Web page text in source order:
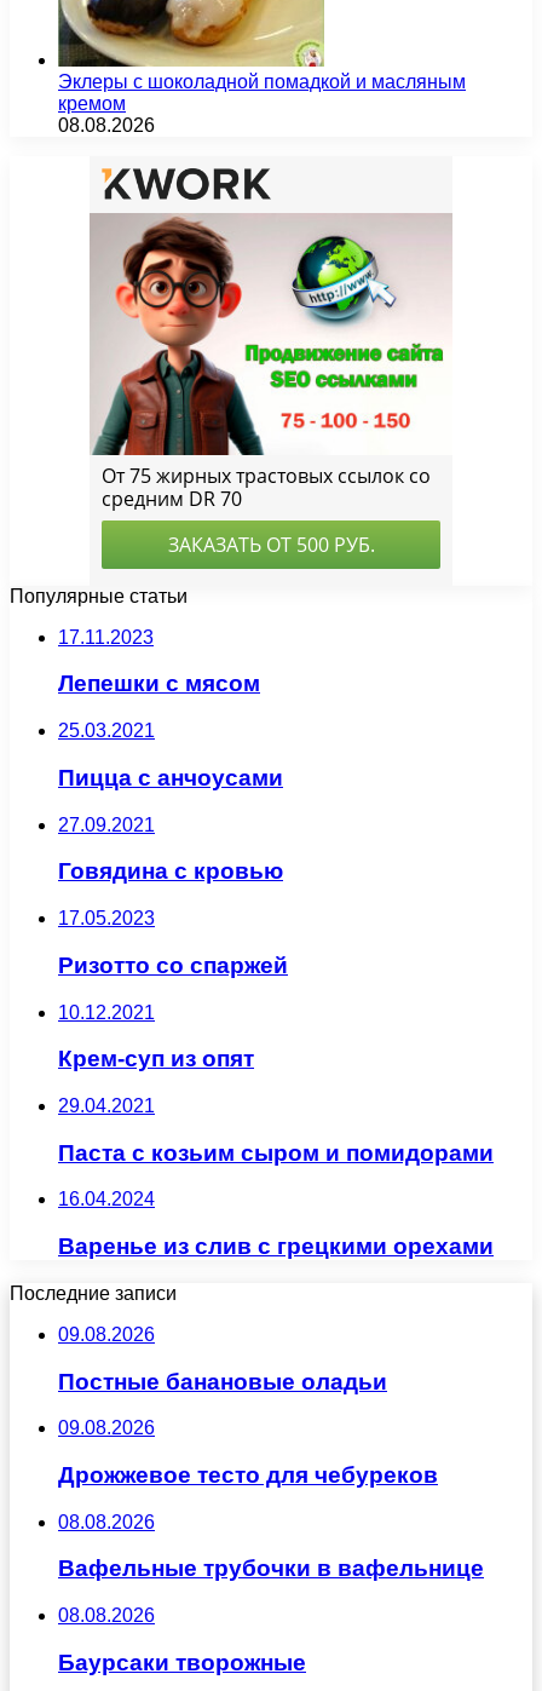
Эклеры с шоколадной помадкой и масляным
кремом
08.08.2026
Популярные статьи
17.11.2023
Лепешки с мясом
25.03.2021
Пицца с анчоусами
27.09.2021
Говядина с кровью
17.05.2023
Ризотто со спаржей
10.12.2021
Крем-суп из опят
29.04.2021
Паста с козьим сыром и помидорами
16.04.2024
Варенье из слив с грецкими орехами
Последние записи
09.08.2026
Постные банановые оладьи
09.08.2026
Дрожжевое тесто для чебуреков
08.08.2026
Вафельные трубочки в вафельнице
08.08.2026
Баурсаки творожные